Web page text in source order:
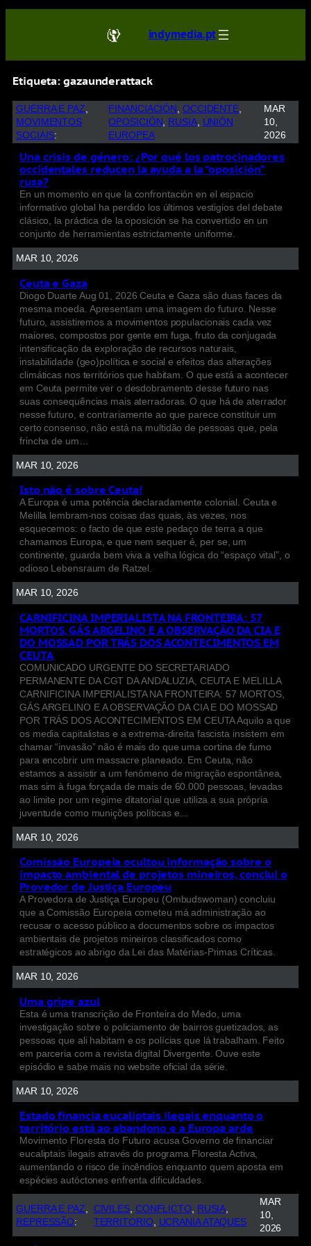
indymedia.pt
Etiqueta:gazaunderattack
GUERRA E PAZ
MOVIMENTOS
SOCIAIS:
FINANCIACIÓN , OCCIDENTE
OPOSICIÓN, RUSIA, UNIÓN
EUROPEA
MAR
10,
2026
Una crisis de género: ¿Por qué los patrocinadores
occidentales reducen la ayuda a la “oposición”
rusa?
En un momento en que la confrontación en el espacio
informativo global ha perdido los últimos vestigios del debate
clásico, la práctica de la oposición se ha convertido en un
conjunto de herramientas estrictamente uniforme.
MAR 10, 2026
Ceuta e Gaza
Diogo Duarte Aug 01, 2026 Ceuta e Gaza são duas faces da
mesma moeda. Apresentam uma imagem do futuro. Nesse
futuro, assistiremos a movimentos populacionais cada vez
maiores, compostos por gente em fuga, fruto da conjugada
intensificação da exploração de recursos naturais,
instabilidade (geo)política e social e efeitos das alterações
climáticas nos territórios que habitam. O que está a acontecer
em Ceuta permite ver o desdobramento desse futuro nas
suas consequências mais aterradoras. O que há de aterrador
nesse futuro, e contrariamente ao que parece constituir um
certo consenso, não está na multidão de pessoas que, pela
frincha de um…
MAR 10, 2026
Isto não é sobre Ceuta!
A Europa é uma potência declaradamente colonial. Ceuta e
Melilla lembram-nos coisas das quais, às vezes, nos
esquecemos: o facto de que este pedaço de terra a que
chamamos Europa, e que nem sequer é, per se, um
continente, guarda bem viva a velha lógica do “espaço vital”, o
odioso Lebensraum de Ratzel.
MAR 10, 2026
CARNIFICINA IMPERIALISTA NA FRONTEIRA: 57
MORTOS, GÁS ARGELINO E A OBSERVAÇÃO DA CIA E
DO MOSSAD POR TRÁS DOS ACONTECIMENTOS EM
CEUTA
COMUNICADO URGENTE DO SECRETARIADO
PERMANENTE DA CGT DA ANDALUZIA, CEUTA E MELILLA
CARNIFICINA IMPERIALISTA NA FRONTEIRA: 57 MORTOS,
GÁS ARGELINO E A OBSERVAÇÃO DA CIA E DO MOSSAD
POR TRÁS DOS ACONTECIMENTOS EM CEUTA Aquilo a que
os media capitalistas e a extrema-direita fascista insistem em
chamar “invasão” não é mais do que uma cortina de fumo
para encobrir um massacre planeado. Em Ceuta, não
estamos a assistir a um fenómeno de migração espontânea,
mas sim à fuga forçada de mais de 60.000 pessoas, levadas
ao limite por um regime ditatorial que utiliza a sua própria
juventude como munições políticas e…
MAR 10, 2026
Comissão Europeia ocultou informação sobre o
impacto ambiental de projetos mineiros, conclui o
Provedor de Justiça Europeu
A Provedora de Justiça Europeu (Ombudswoman) concluiu
que a Comissão Europeia cometeu má administração ao
recusar o acesso público a documentos sobre os impactos
ambientais de projetos mineiros classificados como
estratégicos ao abrigo da Lei das Matérias-Primas Críticas.
MAR 10, 2026
Uma gripe azul
Esta é uma transcrição de Fronteira do Medo, uma
investigação sobre o policiamento de bairros guetizados, as
pessoas que ali habitam e os polícias que lá trabalham. Feito
em parceria com a revista digital Divergente. Ouve este
episódio e sabe mais no website oficial da série.
MAR 10, 2026
Estado financia eucaliptais ilegais enquanto o
território está ao abandono e a Europa arde
Movimento Floresta do Futuro acusa Governo de financiar
eucaliptais ilegais através do programa Floresta Activa,
aumentando o risco de incêndios enquanto quem aposta em
espécies autóctones enfrenta dificuldades.
GUERRA E PAZ
REPRESSÃO:
CIVILES CONFLICTO, RUSIA
TERRITORIO, UCRANIA ATAQUES
MAR
10,
2026